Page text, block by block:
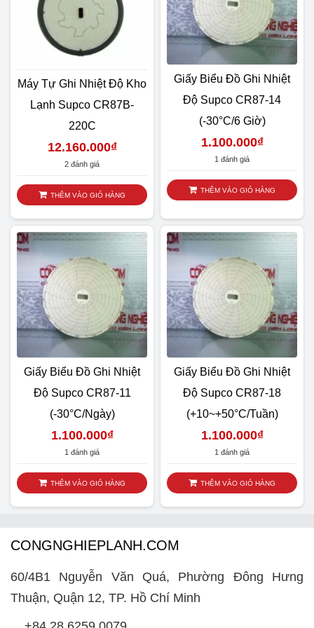
Cùng thương hiệu tempmate của IMEC, S1V2
Máy Tự Ghi Nhiệt Độ Kho
Lạnh Supco CR87B-
220C
12.160.000₫
2 đánh giá
THÊM VÀO GIỎ HÀNG
Giấy Biểu Đồ Ghi Nhiệt
Độ Supco CR87-14
(-30°C/6 Giờ)
1.100.000₫
1 đánh giá
THÊM VÀO GIỎ HÀNG
Giấy Biểu Đồ Ghi Nhiệt
Độ Supco CR87-11
(-30°C/ngày)
1.100.000₫
1 đánh giá
THÊM VÀO GIỎ HÀNG
Giấy Biểu Đồ Ghi Nhiệt
Độ Supco CR87-18
(+10~+50°C/tuần)
1.100.000₫
1 đánh giá
THÊM VÀO GIỎ HÀNG
CONGNGHIEPLANH.COM
60/4B1 Nguyễn Văn Quá, Phường Đông Hưng
Thuận, Quận 12, TP. Hồ Chí Minh